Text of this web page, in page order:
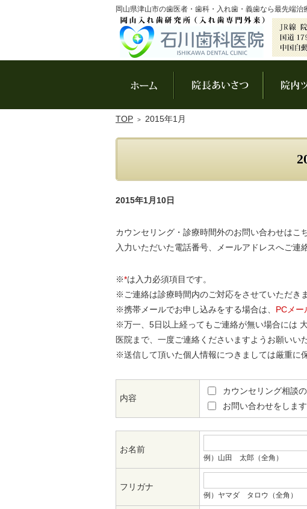
岡山県津山市の歯医者・歯科・入れ歯・義歯なら最先端治
2015年1月10日
カウンセリング・診療時間外のお問い合わせはこ
入力いただいた電話番号、メールアドレスへご連
※*は入力必須項目です。
※ご連絡は診療時間内のご対応をさせていただき
※携帯メールでお申し込みをする場合は、 PCメー
※万一、5日以上経ってもご連絡が無い場合には
医院まで、一度ご連絡くださいますようお願いい
※送信して頂いた個人情報につきましては厳重に
内容
カウンセリング相談
お問い合わせをします
お名前
例）山田 太郎（全角）
フリガナ
例）ヤマダ タロウ（全角）
TOP 2015年1月